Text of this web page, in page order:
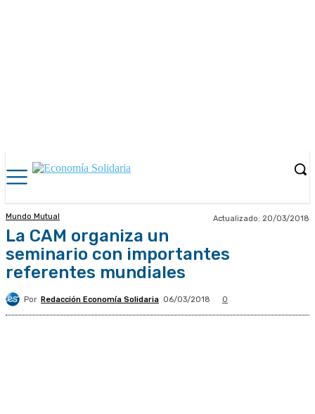
Mundo Mutual Actualizado: 20/03/2018
La CAM organiza un
seminario con importantes
referentes mundiales
Por Redacción Economía Solidaria 06/03/2018 0